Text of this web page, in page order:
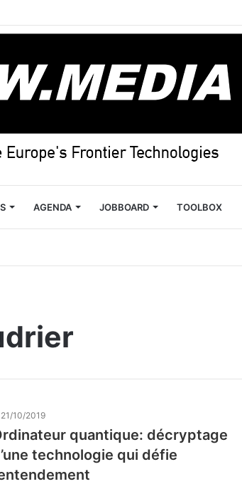
AGENDA JOBBOARD TOOLBOX
21/10/2019
quantique: décryptage
technologie qui défie